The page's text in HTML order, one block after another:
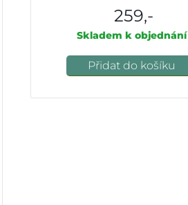
259,-
Skladem k objednání
Přidat do košíku